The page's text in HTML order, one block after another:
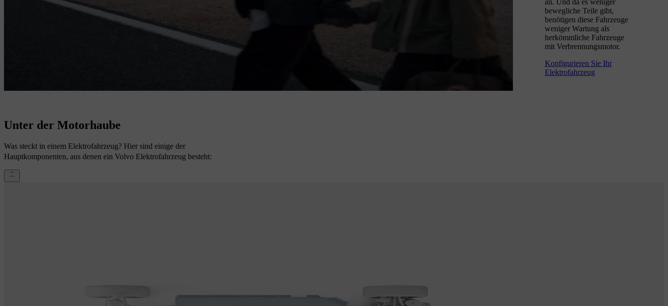
an. Und da es weniger
bewegliche Teile gibt,
benötigen diese Fahrzeuge
weniger Wartung als
herkömmliche Fahrzeuge
mit Verbrennungsmotor.
Konfigurieren Sie Ihr
Elektrofahrzeug
Unter der Motorhaube
Was steckt in einem Elektrofahrzeug? Hier sind einige der
Hauptkomponenten, aus denen ein Volvo Elektrofahrzeug besteht: